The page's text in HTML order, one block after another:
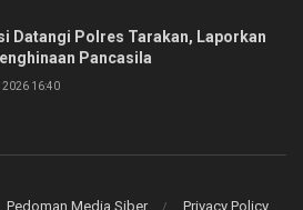
Datangi Polres Tarakan, Laporkan
Pancasila
2026 16:40
Pedoman Media Siber Privacy Policy